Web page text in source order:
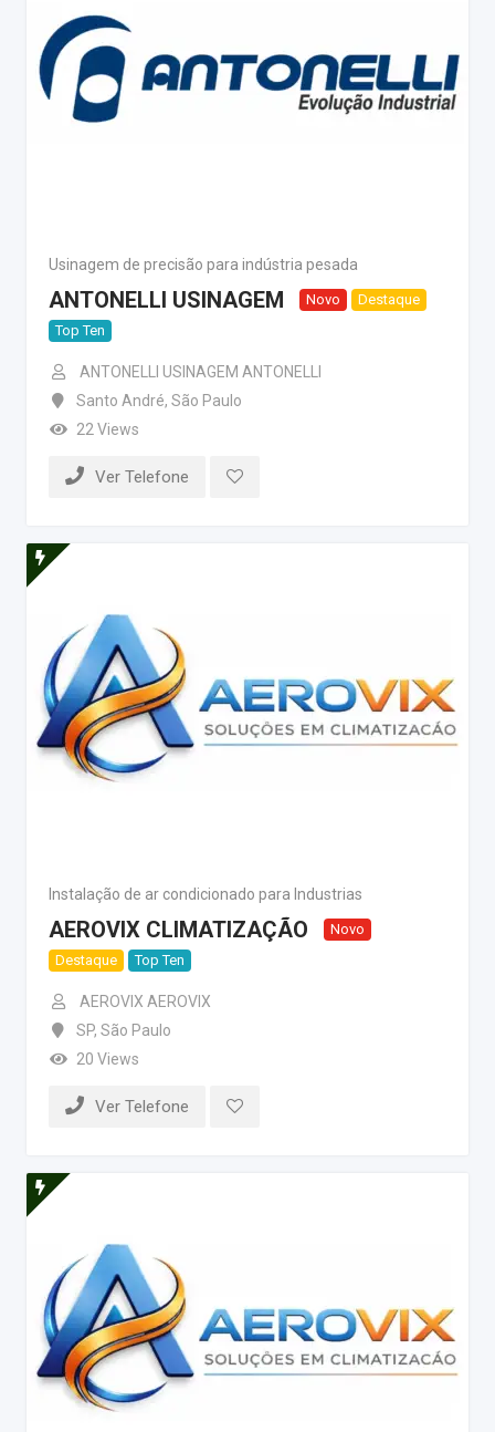
Usinagem de precisão para indústria pesada
ANTONELLI USINAGEM Novo
Destaque
Top Ten
ANTONELLI USINAGEM ANTONELLI
Santo André, São Paulo
22 Views
Ver Telefone
Instalação de ar condicionado para Industrias
AEROVIX CLIMATIZAÇÃO
Novo
Destaque
Top Ten
AEROVIX AEROVIX
SP, São Paulo
20 Views
Ver Telefone